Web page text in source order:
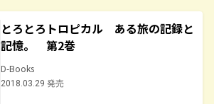
とろとろトロピカル ある旅の記録と
記憶。 第2巻
D-Books
2018.03.29 発売